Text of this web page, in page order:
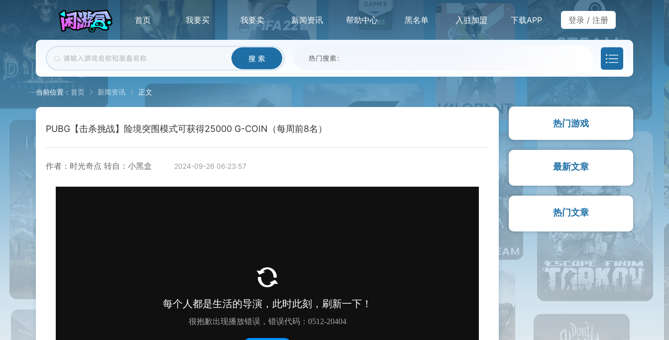
首页 我要买 我要卖 新闻资讯 帮助中心 黑名单 入驻加盟 下载APP 登录 / 注册
搜 索 热门搜索：
当前位置： 首页 新闻资讯 正文
PUBG【击杀挑战】险境突围模式可获得25000 G-COIN（每周前8名）
作者：时光奇点 转自：小黑盒 2024-09-26 06:23:57
热门游戏
最新文章
热门文章